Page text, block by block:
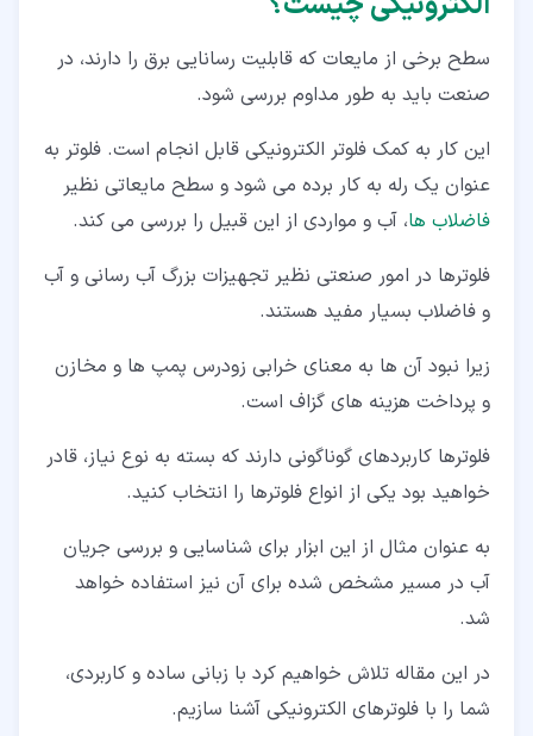
سطح برخی از مایعات که قابلیت رسانایی برق را دارند، در
صنعت باید به طور مداوم بررسی شود.
این کار به کمک فلوتر الکترونیکی قابل انجام است. فلوتر به
عنوان یک رله به کار برده می شود و سطح مایعاتی نظیر
فاضلاب ها، آب و مواردی از این قبیل را بررسی می کند.
فلوترها در امور صنعتی نظیر تجهیزات بزرگ آب رسانی و آب
و فاضلاب بسیار مفید هستند.
زیرا نبود آن ها به معنای خرابی زودرس پمپ ها و مخازن
و پرداخت هزینه های گزاف است.
فلوترها کاربردهای گوناگونی دارند که بسته به نوع نیاز، قادر
خواهید بود یکی از انواع فلوترها را انتخاب کنید.
به عنوان مثال از این ابزار برای شناسایی و بررسی جریان
آب در مسیر مشخص شده برای آن نیز استفاده خواهد
شد.
در این مقاله تلاش خواهیم کرد با زبانی ساده و کاربردی،
شما را با فلوترهای الکترونیکی آشنا سازیم.